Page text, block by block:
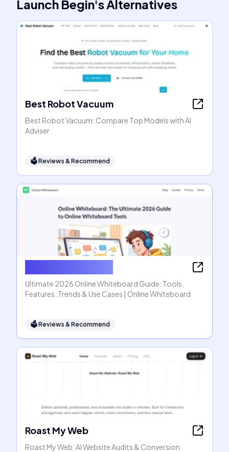
Launch Begin'sAlternatives
Best Robot Vacuum
Best Robot Vacuum: Compare Top Models with AI
Adviser
🗳Reviews & Recommend
Ultimate 2026 Online Whiteboard Guide: Tools,
Features, Trends & Use Cases | Online Whiteboard
🗳Reviews & Recommend
Roast My Web
Roast My Web: AI Website Audits & Conversion